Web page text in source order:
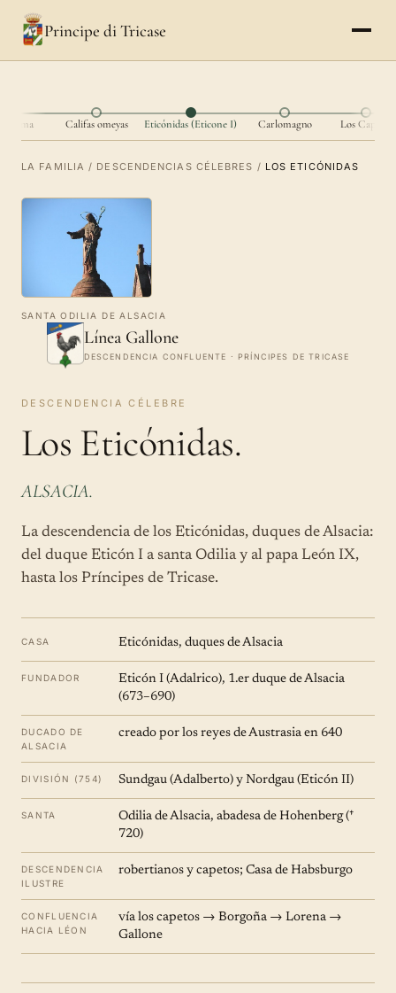
Principe di Tricase
Califas omeyas Eticónidas (Eticone I) Carlomagno Los Capetos
LA FAMILIA / DESCENDENCIAS CÉLEBRES / LOS ETICÓNIDAS
SANTA ODILIA DE ALSACIA
Línea Gallone
DESCENDENCIA CONFLUENTE · PRÍNCIPES DE TRICASE
DESCENDENCIA CÉLEBRE
Los Eticónidas.
ALSACIA.
La descendencia de los Eticónidas, duques de Alsacia:
del duque Eticón I a santa Odilia y al papa León IX,
hasta los Príncipes de Tricase.
CASA Eticónidas, duques de Alsacia
FUNDADOR
Eticón I (Adalrico), 1.er duque de Alsacia
(673–690)
DUCADO DE
ALSACIA
creado por los reyes de Austrasia en 640
DIVISIÓN (754) Sundgau (Adalberto) y Nordgau (Eticón II)
SANTA
Odilia de Alsacia, abadesa de Hohenberg (†
720)
DESCENDENCIA
ILUSTRE
robertianos y capetos; Casa de Habsburgo
CONFLUENCIA
HACIA LÉON
vía los capetos → Borgoña → Lorena →
Gallone